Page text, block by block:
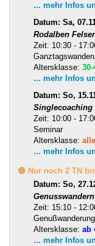
... mehr Infos
Datum: Sa,
Rodalben
Zeit: 10:30 -
Altersklasse: 30-
... mehr Infos
Datum: So,
Singlecoaching
Zeit: 10:00 -
Seminar
Altersklasse: alle
... mehr Infos
🟡 Nur noch 2 TN
Datum: So,
Zeit: 15:10 -
Altersklasse: ab
... mehr Infos